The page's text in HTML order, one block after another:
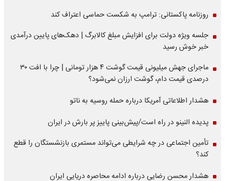
روزنامه پاکستانی: ترامپ به شکست حماسی اعتراف کند
جلسه ویژه دولت برای افزایش مبلغ کالابرگ | دهک‌های پایین درآمدی
خبر خوش رسید
ماجرای جهش میلیونی قیمت گوشت ۴ هزار تومانی | چرا با افت ۳۰
درصدی قیمت دام، گوشت ارزان نمی‌شود؟
هشدار اطلاعاتی آمریکا درباره حمله روسیه به ناتو
پدیده النینو در راه است/پیش‌بینی پاییز پر بارش در ایران
تأمین اجتماعی در چه شرایطی می‌تواند مستمری بازنشستگان را قطع
کند؟
هشدار محسن رضایی درباره ادامه محاصره دریایی ایران